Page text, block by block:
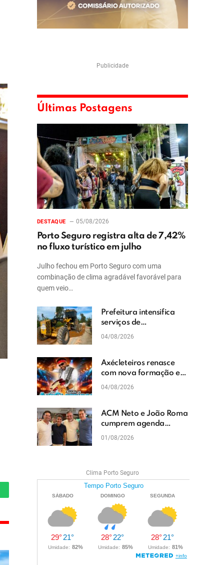
Publicidade
Últimas Postagens
DESTAQUE 05/08/2026
Porto Seguro registra alta de 7,42%
no fluxo turístico em julho
Julho fechou em Porto Seguro com uma
combinação de clima agradável favorável para
quem veio…
Prefeitura intensifica
serviços de
patrolamento e
04/08/2026
Axécleteiros renasce
com nova formação e
promete agitar os
04/08/2026
ACM Neto e João Roma
cumprem agenda
política em Teixeira de
01/08/2026
Clima Porto Seguro